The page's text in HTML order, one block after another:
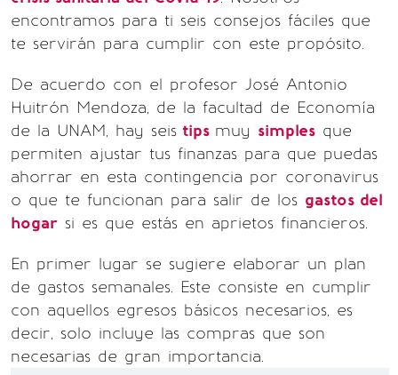
encontramos para ti seis consejos fáciles que
te servirán para cumplir con este propósito.
De acuerdo con el profesor José Antonio
Huitrón Mendoza, de la facultad de Economía
de la UNAM, hay seis tips muy simples que
permiten ajustar tus finanzas para que puedas
ahorrar en esta contingencia por coronavirus
o que te funcionan para salir de los gastos del
hogar si es que estás en aprietos financieros.
En primer lugar se sugiere elaborar un plan
de gastos semanales. Este consiste en cumplir
con aquellos egresos básicos necesarios, es
decir, solo incluye las compras que son
necesarias de gran importancia.